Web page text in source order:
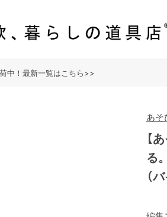
中！最新一覧はこちら>>
あそ
【
る
（